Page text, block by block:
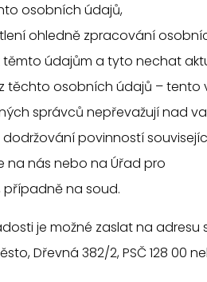
osobních údajů,
ohledně zpracování
těmto údajům a tyto nechat
osobních údajů – tento
správců nepřevažují nad
povinností
nás nebo na Úřad pro
na soud.
je možné zaslat na adresu
Dřevná 382/2, PSČ 128 00